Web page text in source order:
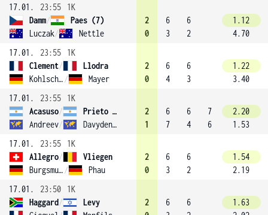
17.01.
23:55
1K
Damm/
Paes (7)
Luczak/ Nettle
2
0
6
3
6
2
1.12
4.70
17.01.
23:55
1K
Clement/
Llodra
Kohlschreiber / Mayer
2
0
6
4
6
3
1.22
3.40
17.01.
23:55
1K
Acasuso/
Prieto (13)
Andreev/ Davydenko
2
1
6
7
6
4
7
6
2.20
1.53
17.01.
23:55
1K
Allegro/
Vliegen
Burgsmuller / Phau
2
0
6
3
6
2
1.54
2.19
17.01.
23:50
1K
Haggard/
Levy
2
6
6
1.63